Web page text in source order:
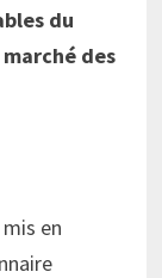
du
des
en